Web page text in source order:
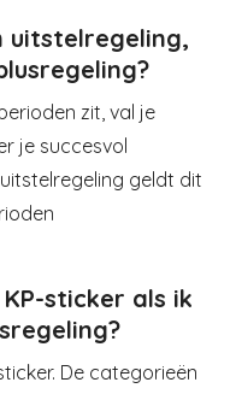
uitstelregeling,
zit, val je
je succesvol
geldt dit
sticker als ik
De categorieën